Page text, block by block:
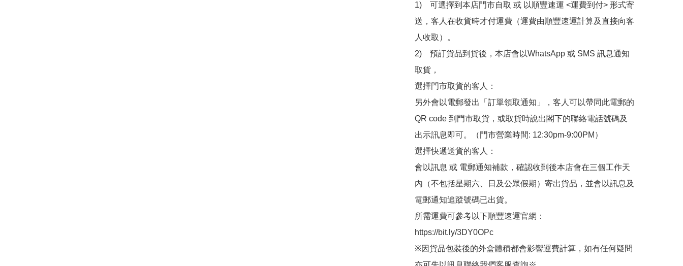
1)　可選擇到本店門市自取 或 以順豐速運 <運費到付> 形式寄
送，客人在收貨時才付運費（運費由順豐速運計算及直接向客
人收取）。
2)　預訂貨品到貨後，本店會以WhatsApp 或 SMS 訊息通知
取貨，
選擇門市取貨的客人：
另外會以電郵發出「訂單領取通知」，客人可以帶同此電郵的
QR code 到門市取貨，或取貨時說出閣下的聯絡電話號碼及
出示訊息即可。（門市營業時間: 12:30pm-9:00PM）
選擇快遞送貨的客人：
會以訊息 或 電郵通知補款，確認收到後本店會在三個工作天
內（不包括星期六、日及公眾假期）寄出貨品，並會以訊息及
電郵通知追蹤號碼已出貨。
所需運費可參考以下順豐速運官網：
https://bit.ly/3DY0OPc
※因貨品包裝後的外盒體積都會影響運費計算，如有任何疑問